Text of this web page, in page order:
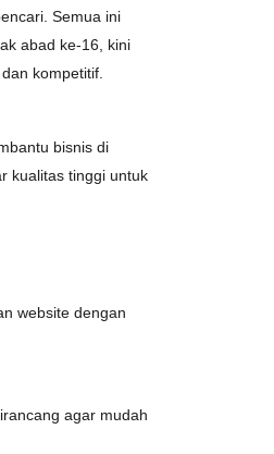
Semua ini
abad ke-16, kini
kompetitif.
bisnis di
kualitas tinggi untuk
website dengan
agar mudah